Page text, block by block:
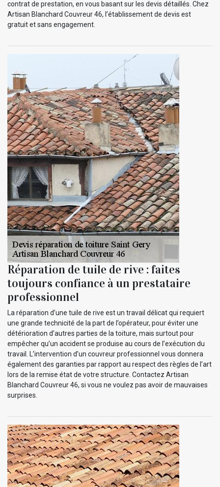
contrat de prestation, en vous basant sur les devis détaillés. Chez
Artisan Blanchard Couvreur 46, l’établissement de devis est
gratuit et sans engagement.
Réparation de tuile de rive : faites
toujours confiance à un prestataire
professionnel
La réparation d’une tuile de rive est un travail délicat qui requiert
une grande technicité de la part de l’opérateur, pour éviter une
détérioration d’autres parties de la toiture, mais surtout pour
empêcher qu’un accident se produise au cours de l’exécution du
travail. L’intervention d’un couvreur professionnel vous donnera
également des garanties par rapport au respect des règles de l’art
lors de la remise état de votre structure. Contactez Artisan
Blanchard Couvreur 46, si vous ne voulez pas avoir de mauvaises
surprises.